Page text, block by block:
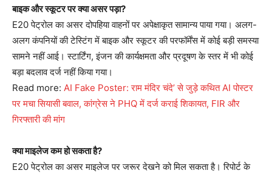
बाइक और स्कूटर पर क्या असर पड़ा?
E20 पेट्रोल का असर दोपहिया वाहनों पर अपेक्षाकृत सामान्य पाया गया। अलग-
अलग कंपनियों की टेस्टिंग में बाइक और स्कूटर की परफॉर्मेंस में कोई बड़ी समस्या
सामने नहीं आई। स्टार्टिंग, इंजन की कार्यक्षमता और प्रदूषण के स्तर में भी कोई
बड़ा बदलाव दर्ज नहीं किया गया।
Read more: AI Fake Poster: राम मंदिर चंदे’ से जुड़े कथित AI पोस्टर
पर मचा सियासी बवाल, कांग्रेस ने PHQ में दर्ज कराई शिकायत, FIR और
गिरफ्तारी की मांग
क्या माइलेज कम हो सकता है?
E20 पेट्रोल का असर माइलेज पर जरूर देखने को मिल सकता है। रिपोर्ट के